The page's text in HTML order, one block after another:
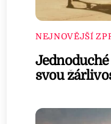
NEJNOVĚJŠÍ
svou